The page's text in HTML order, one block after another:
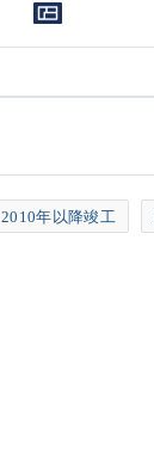
2010年以降竣工